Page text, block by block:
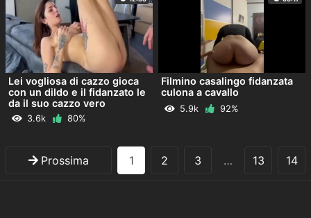
Lei vogliosa di cazzo gioca
con un dildo e il fidanzato le
da il suo cazzo vero
3.6k 80%
Filmino casalingo fidanzata
culona a cavallo
5.9k 92%
Prossima 1 2 3 … 13 14